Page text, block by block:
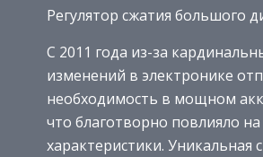
Регулятор сжатия большого
С 2011 года из-за
изменений в электронике
необходимость в мощном
что благотворно повлияло
характеристики. Уникальная